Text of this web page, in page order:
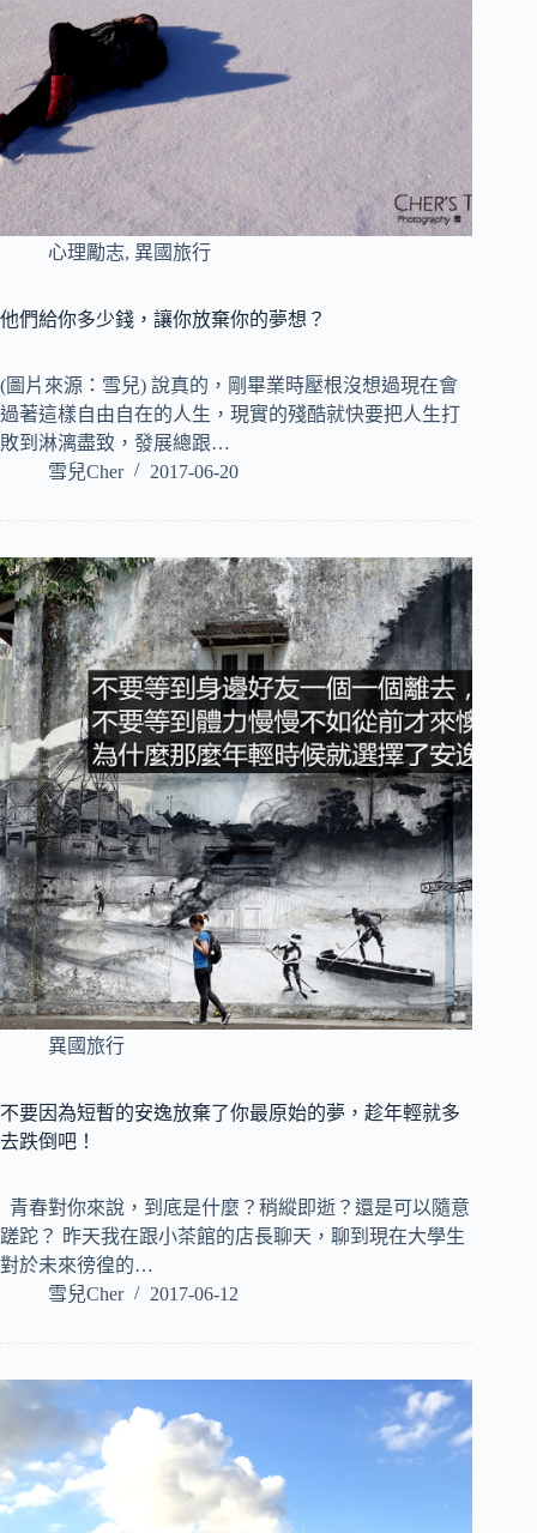
心理勵志, 異國旅行
他們給你多少錢，讓你放棄你的夢想？
(圖片來源：雪兒) 說真的，剛畢業時壓根沒想過現在會
過著這樣自由自在的人生，現實的殘酷就快要把人生打
敗到淋漓盡致，發展總跟…
雪兒Cher
2017-06-20
異國旅行
不要因為短暫的安逸放棄了你最原始的夢，趁年輕就多
去跌倒吧！
青春對你來說，到底是什麼？稍縱即逝？還是可以隨意
蹉跎？ 昨天我在跟小茶館的店長聊天，聊到現在大學生
對於未來徬徨的…
雪兒Cher
2017-06-12